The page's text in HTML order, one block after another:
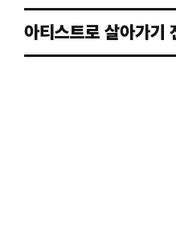
아티스트로 살아가기